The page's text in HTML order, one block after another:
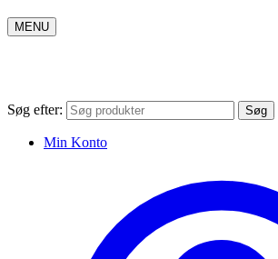
MENU
Søg efter: Søg
Min Konto